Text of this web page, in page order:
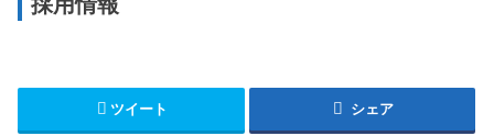
ツイート シェア